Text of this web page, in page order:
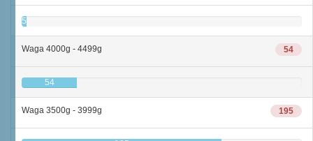
5
54
Waga 4000g - 4499g
54
195
Waga 3500g - 3999g